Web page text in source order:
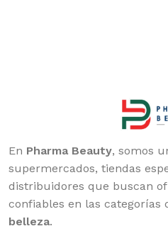
En Pharma Beauty, somos
supermercados, tiendas
distribuidores que buscan
confiables en las categorías
belleza.